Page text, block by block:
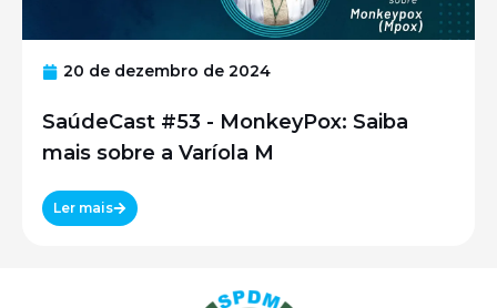
20 de dezembro de 2024
SaúdeCast #53 - MonkeyPox: Saiba
mais sobre a Varíola M
Ler mais